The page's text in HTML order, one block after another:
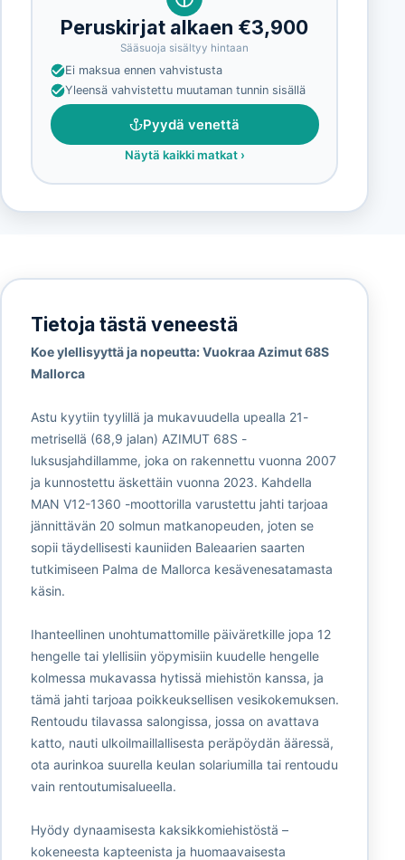
Peruskirjat alkaen €3,900
Sääsuoja sisältyy hintaan
Ei maksua ennen vahvistusta
Yleensä vahvistettu muutaman tunnin sisällä
Pyydä venettä
Näytä kaikki matkat›
Tietoja tästä veneestä
Koe ylellisyyttä ja nopeutta: Vuokraa Azimut 68S
Mallorca
Astu kyytiin tyylillä ja mukavuudella upealla 21-
metrisellä (68,9 jalan) AZIMUT 68S -
luksusjahdillamme, joka on rakennettu vuonna 2007
ja kunnostettu äskettäin vuonna 2023. Kahdella
MAN V12-1360 -moottorilla varustettu jahti tarjoaa
jännittävän 20 solmun matkanopeuden, joten se
sopii täydellisesti kauniiden Baleaarien saarten
tutkimiseen Palma de Mallorca kesävenesatamasta
käsin.
Ihanteellinen unohtumattomille päiväretkille jopa 12
hengelle tai ylellisiin yöpymisiin kuudelle hengelle
kolmessa mukavassa hytissä miehistön kanssa, ja
tämä jahti tarjoaa poikkeuksellisen vesikokemuksen.
Rentoudu tilavassa salongissa, jossa on avattava
katto, nauti ulkoilmaillallisesta peräpöydän ääressä,
ota aurinkoa suurella keulan solariumilla tai rentoudu
vain rentoutumisalueella.
Hyödy dynaamisesta kaksikkomiehistöstä –
kokeneesta kapteenista ja huomaavaisesta